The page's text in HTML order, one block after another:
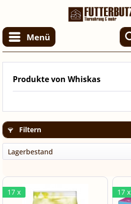
Menü
Produkte von Whiskas
Filtern
17 x 17 x